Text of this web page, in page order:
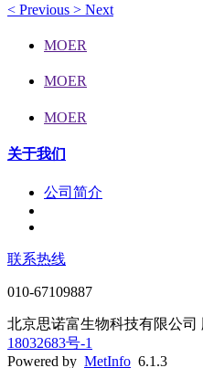
< Previous > Next
MOER
MOER
MOER
关于我们
公司简介
联系热线
010-67109887
北京思诺富生物科技有限公司
18032683号-1
Powered by MetInfo 6.1.3